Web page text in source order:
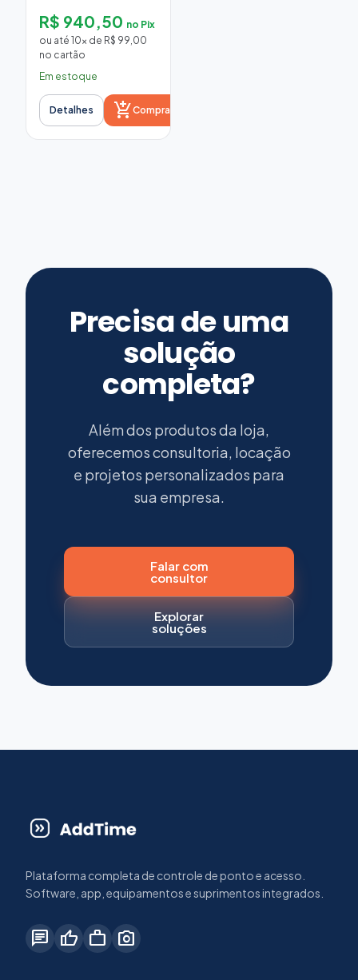
coletor Vigia Topdata,
iButtons para os pontos
de ronda e software de
relatórios.
R$ 940,50 no Pix
ou até 10x de R$ 99,00
no cartão
Em estoque
Detalhes add_shopping_cartComprar
Precisa de uma
solução
completa?
Além dos produtos da loja,
oferecemos consultoria, locação
e projetos personalizados para
sua empresa.
Falar com
consultor
Explorar
soluções
Plataforma completa de controle de ponto e acesso.
Software, app, equipamentos e suprimentos integrados.
chat thumb_up work photo_camera